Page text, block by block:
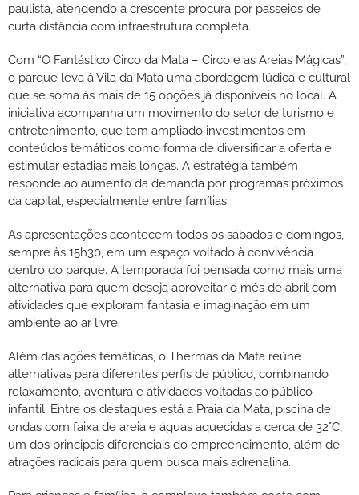
paulista, atendendo à crescente procura por passeios de
curta distância com infraestrutura completa.
Com “O Fantástico Circo da Mata – Circo e as Areias Mágicas”,
o parque leva à Vila da Mata uma abordagem lúdica e cultural
que se soma às mais de 15 opções já disponíveis no local. A
iniciativa acompanha um movimento do setor de turismo e
entretenimento, que tem ampliado investimentos em
conteúdos temáticos como forma de diversificar a oferta e
estimular estadias mais longas. A estratégia também
responde ao aumento da demanda por programas próximos
da capital, especialmente entre famílias.
As apresentações acontecem todos os sábados e domingos,
sempre às 15h30, em um espaço voltado à convivência
dentro do parque. A temporada foi pensada como mais uma
alternativa para quem deseja aproveitar o mês de abril com
atividades que exploram fantasia e imaginação em um
ambiente ao ar livre.
Além das ações temáticas, o Thermas da Mata reúne
alternativas para diferentes perfis de público, combinando
relaxamento, aventura e atividades voltadas ao público
infantil. Entre os destaques está a Praia da Mata, piscina de
ondas com faixa de areia e águas aquecidas a cerca de 32°C,
um dos principais diferenciais do empreendimento, além de
atrações radicais para quem busca mais adrenalina.